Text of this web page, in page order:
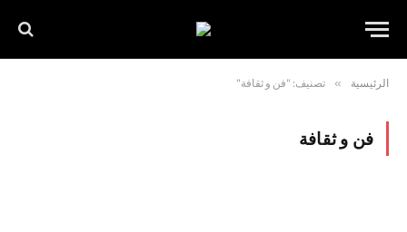
الرئيسية » تصنيف: "فن و ثقافة"
فن و ثقافة